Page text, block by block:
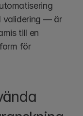
validering — är
till en
för